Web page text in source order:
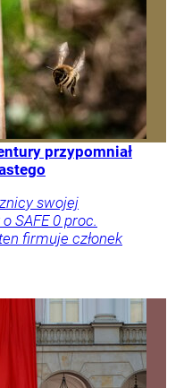
przypomniał
swojej
SAFE 0 proc.
firmuje członek